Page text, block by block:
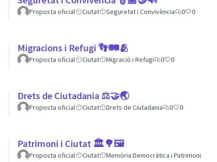
Proposta oficial Ciutat Seguretat i Convivència 0 0
Migracions i Refugi 👣🛤🫂
Proposta oficial Ciutat Migració i Refugi 0 0
Drets de Ciutadania ⚖️🤝🌏
Proposta oficial Ciutat Drets de Ciutadania 0 0
Patrimoni i Ciutat 🏛🌳🖼
Proposta oficial Ciutat
Memòria Democràtica i Patrimoni